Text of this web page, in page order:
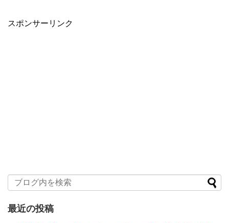
スポンサーリンク
最近の投稿